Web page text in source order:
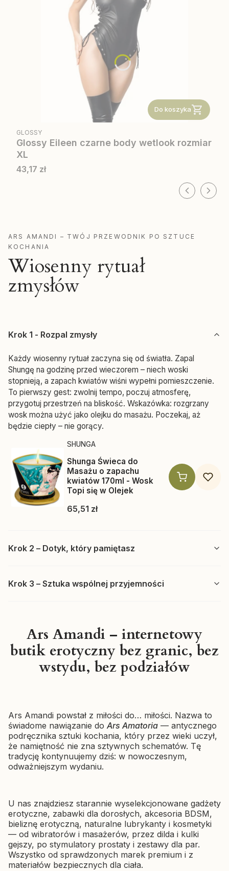
Do koszyka
PRODUCENT
GLOSSY
Glossy Eileen czarne body wetlook rozmiar
XL
Cena
43,17 zł
ARS AMANDI – TWÓJ PRZEWODNIK PO SZTUCE
KOCHANIA
Wiosenny rytuał
zmysłów
Krok 1 - Rozpal zmysły
Każdy wiosenny rytuał zaczyna się od światła. Zapal
Shungę na godzinę przed wieczorem – niech woski
stopnieją, a zapach kwiatów wiśni wypełni pomieszczenie.
To pierwszy gest: zwolnij tempo, poczuj atmosferę,
przygotuj przestrzeń na bliskość. Wskazówka: rozgrzany
wosk można użyć jako olejku do masażu. Poczekaj, aż
będzie ciepły – nie gorący.
Producent SHUNGA
SHUNGA
Shunga Świeca do
Masażu o zapachu
kwiatów 170ml - Wosk
Topi się w Olejek
Cena
65,51 zł
Krok 2 – Dotyk, który pamiętasz
Producent SHUNGA
SHUNGA
Shunga Sensation olejek
Krok 3 – Sztuka wspólnej przyjemności
Shunga Soyo Czerwony —
podwójna stymulacja
Cena
207,57 zł
Ars Amandi – internetowy
butik erotyczny bez granic, bez
wstydu, bez podziałów
Ars Amandi powstał z miłości do… miłości. Nazwa to
świadome nawiązanie do Ars Amatoria — antycznego
podręcznika sztuki kochania, który przez wieki uczył,
że namiętność nie zna sztywnych schematów. Tę
tradycję kontynuujemy dziś: w nowoczesnym,
odważniejszym wydaniu.
U nas znajdziesz starannie wyselekcjonowane gadżety
erotyczne, zabawki dla dorosłych, akcesoria BDSM,
bieliznę erotyczną, naturalne lubrykanty i kosmetyki
— od wibratorów i masażerów, przez dilda i kulki
gejszy, po stymulatory prostaty i zestawy dla par.
Wszystko od sprawdzonych marek premium i z
materiałów bezpiecznych dla ciała.